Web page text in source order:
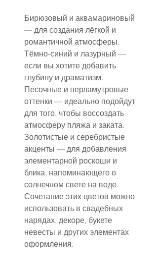
Бирюзовый и аквамариновый
— для создания лёгкой и
романтичной атмосферы.
Тёмно-синий и лазурный —
если вы хотите добавить
глубину и драматизм.
Песочные и перламутровые
оттенки — идеально подойдут
для того, чтобы воссоздать
атмосферу пляжа и заката.
Золотистые и серебристые
акценты — для добавления
элементарной роскоши и
блика, напоминающего о
солнечном свете на воде.
Сочетание этих цветов можно
использовать в свадебных
нарядах, декоре, букете
невесты и других элементах
оформления.